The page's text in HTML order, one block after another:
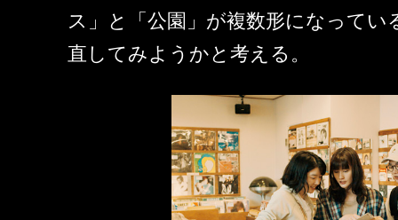
ス」と「公園」が複数形になって
直してみようかと考える。